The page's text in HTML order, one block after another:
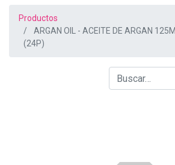
Productos
ARGAN OIL - ACEITE DE ARGAN
(24P)